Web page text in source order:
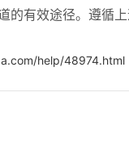
的有效途径。遵循
help/48974.html